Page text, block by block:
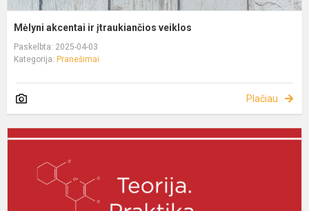
Mėlyni akcentai ir įtraukiančios veiklos
Paskelbta: 2025-04-03
Kategorija: Pranešimai
Plačiau